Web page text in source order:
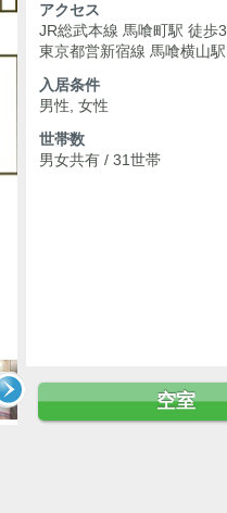
アクセス
JR総武本線 馬喰町駅 徒歩
東京都営新宿線 馬喰横山
入居条件
男性, 女性
世帯数
男女共有 / 31世帯
空室